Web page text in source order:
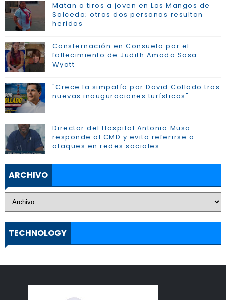
Matan a tiros a joven en Los Mangos de
Salcedo; otras dos personas resultan
heridas
Consternación en Consuelo por el
fallecimiento de Judith Amada Sosa
Wyatt
"Crece la simpatía por David Collado tras
nuevas inauguraciones turísticas"
Director del Hospital Antonio Musa
responde al CMD y evita referirse a
ataques en redes sociales
ARCHIVO
TECHNOLOGY